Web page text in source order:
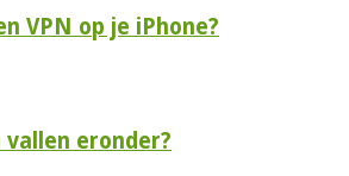
VPN op je iPhone?
eronder?